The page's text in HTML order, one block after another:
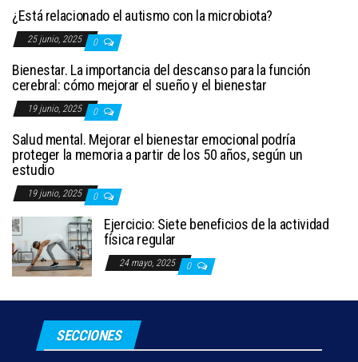
¿Está relacionado el autismo con la microbiota?
25 junio, 2025 0
Bienestar. La importancia del descanso para la función
cerebral: cómo mejorar el sueño y el bienestar
19 junio, 2025 0
Salud mental. Mejorar el bienestar emocional podría
proteger la memoria a partir de los 50 años, según un
estudio
19 junio, 2025 0
Ejercicio: Siete beneficios de la actividad
física regular
24 mayo, 2025 0
SECCIONES